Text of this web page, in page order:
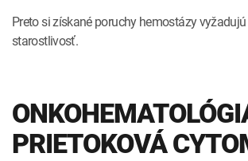
Preto si získané poruchy hemostázy
starostlivosť.
PRIETOKOVÁ